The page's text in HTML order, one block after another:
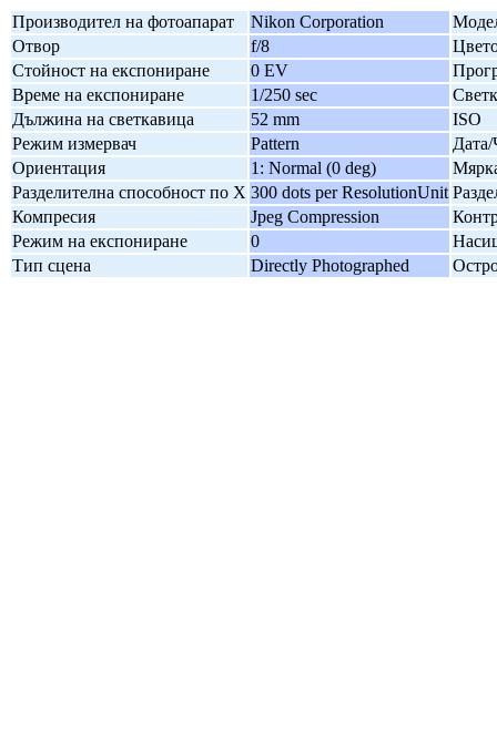
Производител на фотоапарат Nikon Corporation
Отвор
f/8
Стойност на експониране
0 EV
Време на експониране
1/250 sec
Дължина на светкавица
52 mm
ISO
Режим измервач
Pattern
Дата/
Ориентация
1: Normal (0 deg)
Разделителна способност по X 300 dots per ResolutionUnit
Компресия
Jpeg Compression
Режим на експониране
0
Тип сцена
Directly Photographed